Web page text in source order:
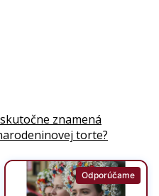
znamená
torte?